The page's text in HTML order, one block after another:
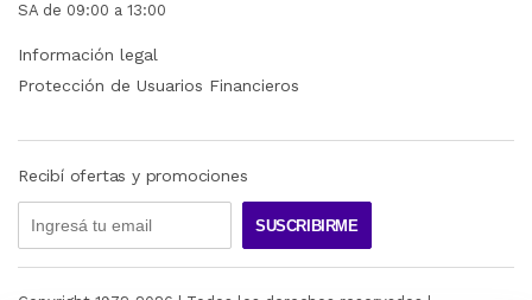
SA de 09:00 a 13:00
Información legal
Protección de Usuarios Financieros
Recibí ofertas y promociones
SUSCRIBIRME